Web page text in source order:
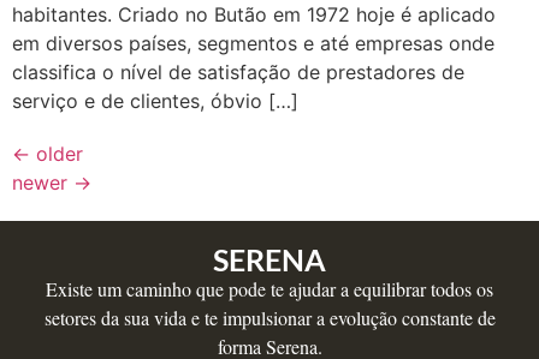
habitantes. Criado no Butão em 1972 hoje é aplicado
em diversos países, segmentos e até empresas onde
classifica o nível de satisfação de prestadores de
serviço e de clientes, óbvio […]
← older
newer →
SERENA
Existe um caminho que pode te ajudar a equilibrar todos os
setores da sua vida e te impulsionar a evolução constante de
forma Serena.